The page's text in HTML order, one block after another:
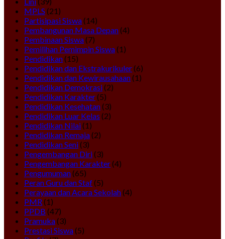
MPLS (21)
Partisipasi Siswa(14)
Pembangunan Masa Depan(4)
Pembinaan Siswa(7)
Pemilihan Pemimpin Siswa(1)
Pendidikan(15)
Pendidikan dan Ekstrakurikuler(6)
Pendidikan dan Kewirausahaan(1)
Pendidikan Demokrasi(2)
Pendidikan Karakter(5)
Pendidikan Kesehatan(3)
Pendidikan Luar Kelas (2)
Pendidikan Nilai(1)
Pendidikan Remaja(2)
Pendidikan Seni(3)
Pengembangan Diri(3)
Pengembangan Karakter(4)
Pengumuman(65)
Peran Guru dan Staf(5)
Perayaan dan Acara Sekolah(4)
PMR (1)
PPDB (47)
Pramuka(3)
Prestasi Siswa(5)